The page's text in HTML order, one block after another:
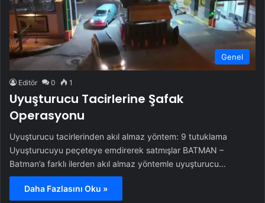
Genel
Editör 0 1
Uyuşturucu Tacirlerine Şafak
Operasyonu
Uyuşturucu tacirlerinden akıl almaz yöntem: 9 tutuklama
Uyuşturucuyu peçeteye emdirerek satmışlar BATMAN –
Batman’a farklı ilerden akıl almaz yöntemle uyuşturucu…
Daha Fazlasını Oku »